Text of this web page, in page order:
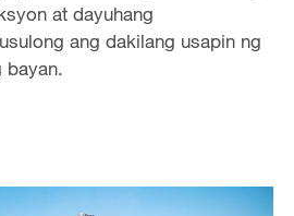
at dayuhang
ang dakilang usapin ng
bayan.